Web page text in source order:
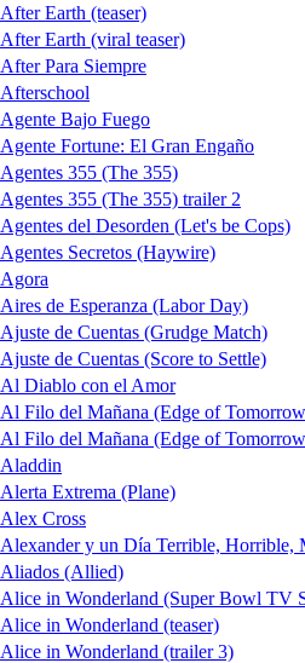
After Earth (teaser)
After Earth (viral teaser)
After Para Siempre
Afterschool
Agente Bajo Fuego
Agente Fortune: El Gran Engaño
Agentes 355 (The 355)
Agentes 355 (The 355) trailer 2
Agentes del Desorden (Let's be Cops)
Agentes Secretos (Haywire)
Agora
Aires de Esperanza (Labor Day)
Ajuste de Cuentas (Grudge Match)
Ajuste de Cuentas (Score to Settle)
Al Diablo con el Amor
Al Filo del Mañana (Edge of
Al Filo del Mañana (Edge of
Aladdin
Alerta Extrema (Plane)
Alex Cross
Alexander y un Día Terrible, Horrible,
Aliados (Allied)
Alice in Wonderland (Super Bowl TV
Alice in Wonderland (teaser)
Alice in Wonderland (trailer 3)